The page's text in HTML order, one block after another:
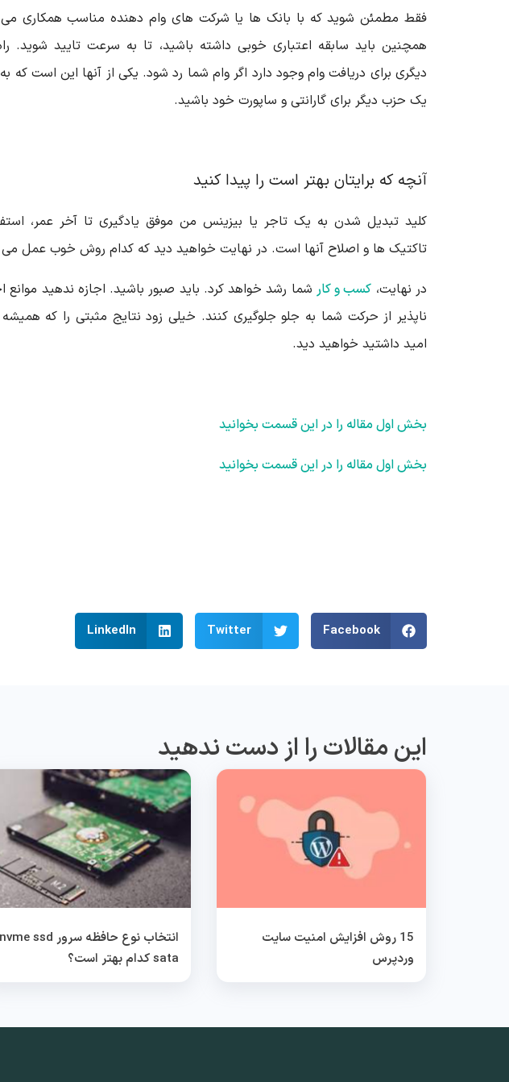
فقط مطمئن شوید که با بانک ها یا شرکت های وام دهنده مناسب همکاری می
همچنین باید سابقه اعتباری خوبی داشته باشید، تا به سرعت تایید شوید.
دیگری برای دریافت وام وجود دارد اگر وام شما رد شود. یکی از آنها این است که
یک حزب دیگر برای گارانتی و ساپورت خود باشید.
آنچه که برایتان بهتر است را پیدا کنید
کلید تبدیل شدن به یک تاجر یا بیزینس من موفق یادگیری تا آخر عمر،
تاکتیک ها و اصلاح آنها است. در نهایت خواهید دید که کدام روش خوب عمل می
در نهایت، کسب و کار شما رشد خواهد کرد. باید صبور باشید. اجازه ندهید موانع
ناپذیر از حرکت شما به جلو جلوگیری کنند. خیلی زود نتایج مثبتی را که
امید داشتید خواهید دید.
بخش اول مقاله را در این قسمت بخوانید
بخش اول مقاله را در این قسمت بخوانید
Facebook
Twitter
LinkedIn
این مقالات را از دست ندهید
15 روش افزایش امنیت سایت
وردپرس
انتخاب نوع حافظه سرور nvme ssd
sata کدام بهتر است؟